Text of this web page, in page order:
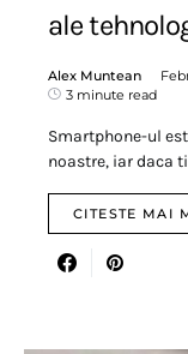
ale
Alex Muntean
3 minute read
Smartphone-ul
noastre, iar daca
CITESTE MAI